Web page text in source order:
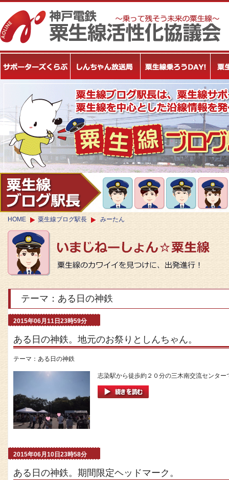
HOME 粟生線ブログ駅長 みーたん
テーマ：ある日の神鉄
2015年06月11日23時59分
ある日の神鉄。地元のお祭りとしんちゃん。
テーマ： ある日の神鉄
志染駅から徒歩約２０分の三木南交流センタ
2015年06月10日23時58分
ある日の神鉄。期間限定ヘッドマーク。